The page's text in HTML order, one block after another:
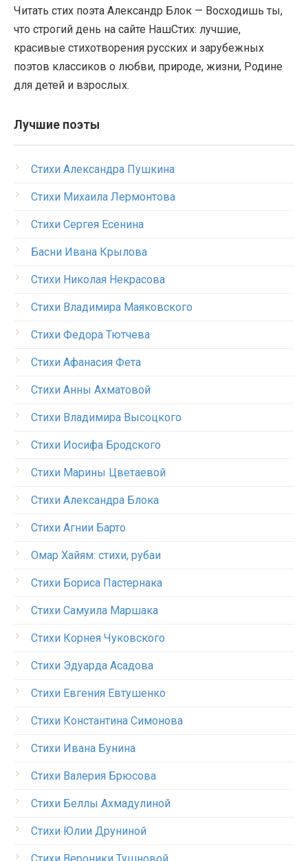
Читать стих поэта Александр Блок — Восходишь ты,
что строгий день на сайте НашСтих: лучшие,
красивые стихотворения русских и зарубежных
поэтов классиков о любви, природе, жизни, Родине
для детей и взрослых.
Лучшие поэты
Стихи Александра Пушкина
Стихи Михаила Лермонтова
Стихи Сергея Есенина
Басни Ивана Крылова
Стихи Николая Некрасова
Стихи Владимира Маяковского
Стихи Федора Тютчева
Стихи Афанасия Фета
Стихи Анны Ахматовой
Стихи Владимира Высоцкого
Стихи Иосифа Бродского
Стихи Марины Цветаевой
Стихи Александра Блока
Стихи Агнии Барто
Омар Хайям: стихи, рубаи
Стихи Бориса Пастернака
Стихи Самуила Маршака
Стихи Корнея Чуковского
Стихи Эдуарда Асадова
Стихи Евгения Евтушенко
Стихи Константина Симонова
Стихи Ивана Бунина
Стихи Валерия Брюсова
Стихи Беллы Ахмадулиной
Стихи Юлии Друниной